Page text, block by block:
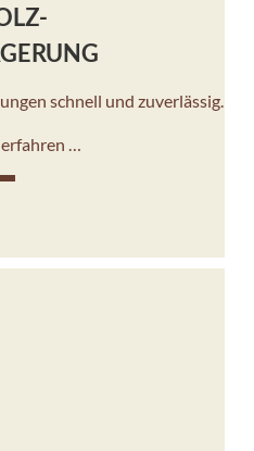
schnell und zuverlässig.
…